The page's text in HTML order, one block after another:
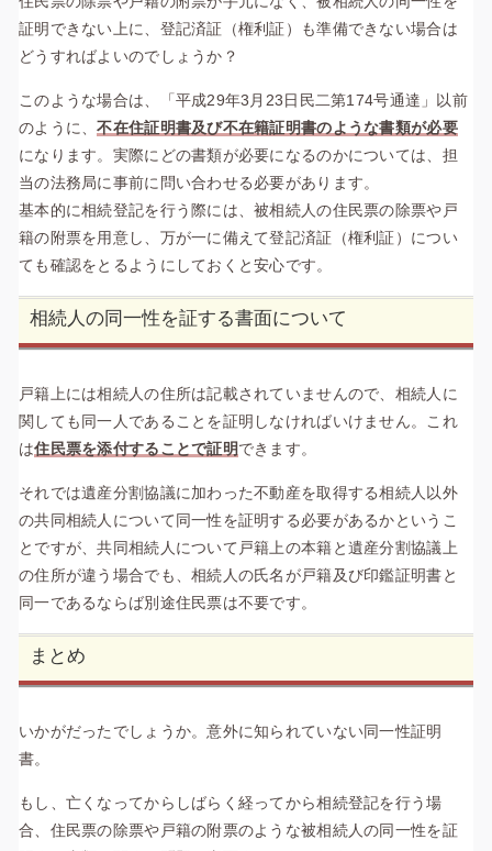
証明できない上に、登記済証（権利証）も準備できない場合は
どうすればよいのでしょうか？
このような場合は、「平成29年3月23日民二第174号通達」以前
のように、不在住証明書及び不在籍証明書のような書類が必要
になります。実際にどの書類が必要になるのかについては、担
当の法務局に事前に問い合わせる必要があります。
基本的に相続登記を行う際には、被相続人の住民票の除票や戸
籍の附票を用意し、万が一に備えて登記済証（権利証）につい
ても確認をとるようにしておくと安心です。
相続人の同一性を証する書面について
戸籍上には相続人の住所は記載されていませんので、相続人に
関しても同一人であることを証明しなければいけません。これ
は住民票を添付することで証明できます。
それでは遺産分割協議に加わった不動産を取得する相続人以外
の共同相続人について同一性を証明する必要があるかというこ
とですが、共同相続人について戸籍上の本籍と遺産分割協議上
の住所が違う場合でも、相続人の氏名が戸籍及び印鑑証明書と
同一であるならば別途住民票は不要です。
まとめ
いかがだったでしょうか。意外に知られていない同一性証明
書。
もし、亡くなってからしばらく経ってから相続登記を行う場
合、住民票の除票や戸籍の附票のような被相続人の同一性を証